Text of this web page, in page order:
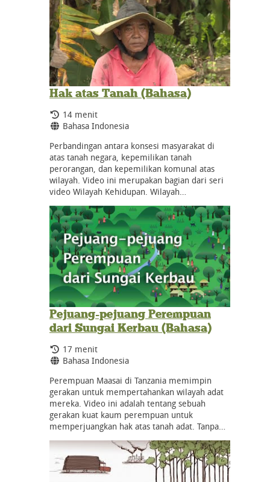
Hak atas Tanah (Bahasa)
Durasi:
14 menit
Bahasa:
Bahasa Indonesia
Perbandingan antara konsesi masyarakat di
atas tanah negara, kepemilikan tanah
perorangan, dan kepemilikan komunal atas
wilayah. Video ini merupakan bagian dari seri
video Wilayah Kehidupan. Wilayah…
Pejuang-pejuang Perempuan
dari Sungai Kerbau (Bahasa)
Durasi:
17 menit
Bahasa:
Bahasa Indonesia
Perempuan Maasai di Tanzania memimpin
gerakan untuk mempertahankan wilayah adat
mereka. Video ini adalah tentang sebuah
gerakan kuat kaum perempuan untuk
memperjuangkan hak atas tanah adat. Tanpa…